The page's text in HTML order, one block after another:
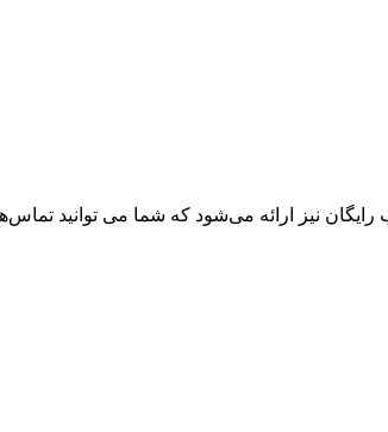
نیز ارائه می‌شود که شما می ‌توانید